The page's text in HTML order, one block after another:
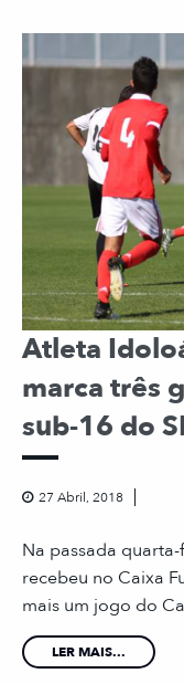
Atleta
marca três
sub-16 do
27 Abril, 2018
Na passada
recebeu no Caixa
mais um jogo do
LER MAIS...